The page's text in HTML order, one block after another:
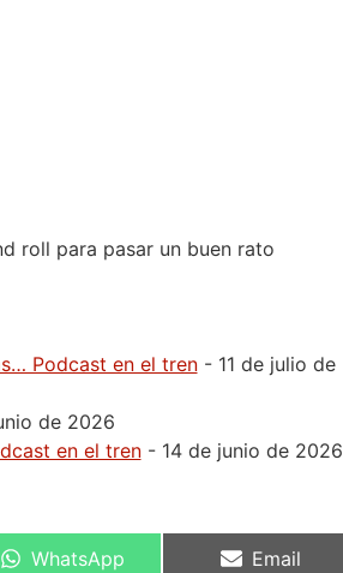
roll para pasar un buen rato
Podcast en el tren- 11 de julio de
de 2026
en el tren- 14 de junio de 2026
WhatsApp Email